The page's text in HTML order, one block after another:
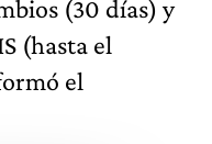
(30 días) y
(hasta el
el